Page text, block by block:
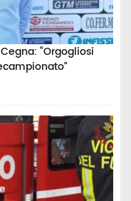
“Orgogliosi